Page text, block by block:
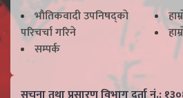
भाैतिकवादी उपनिषद्काे
परिचर्चा गरिने
सम्पर्क